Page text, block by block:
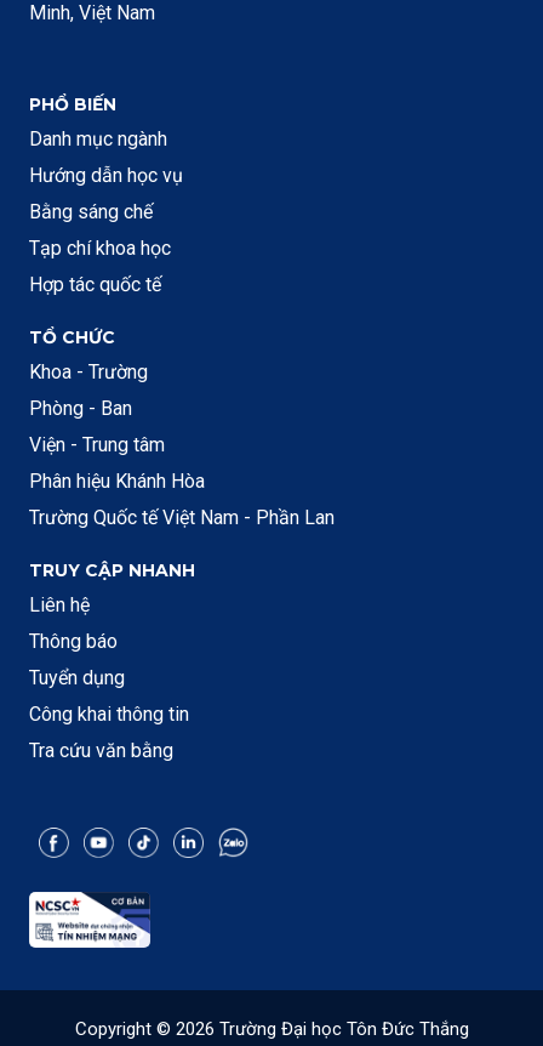
Minh, Việt Nam
PHỔ BIẾN
Danh mục ngành
Hướng dẫn học vụ
Bằng sáng chế
Tạp chí khoa học
Hợp tác quốc tế
TỔ CHỨC
Khoa - Trường
Phòng - Ban
Viện - Trung tâm
Phân hiệu Khánh Hòa
Trường Quốc tế Việt Nam - Phần Lan
TRUY CẬP NHANH
Liên hệ
Thông báo
Tuyển dụng
Công khai thông tin
Tra cứu văn bằng
Copyright © 2026 Trường Đại học Tôn Đức Thắng